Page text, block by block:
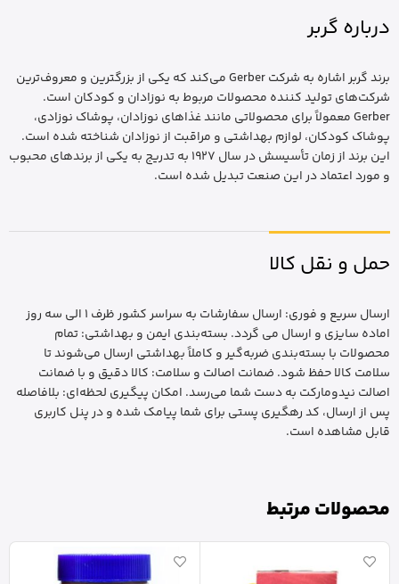
درباره گربر
برند گربر اشاره به شرکت Gerber می‌کند که یکی از بزرگترین و معروف‌ترین
شرکت‌های تولید کننده محصولات مربوط به نوزادان و کودکان است.
Gerber معمولاً برای محصولاتی مانند غذاهای نوزادان، پوشاک نوزادی،
پوشاک کودکان، لوازم بهداشتی و مراقبت از نوزادان شناخته شده است.
این برند از زمان تأسیسش در سال ۱۹۲۷ به تدریج به یکی از برندهای محبوب
و مورد اعتماد در این صنعت تبدیل شده است.
حمل و نقل کالا
ارسال سریع و فوری: ارسال سفارشات به سراسر کشور ظرف 1 الی سه روز
اماده سایزی و ارسال می گردد. بسته‌بندی ایمن و بهداشتی: تمام
محصولات با بسته‌بندی ضربه‌گیر و کاملاً بهداشتی ارسال می‌شوند تا
سلامت کالا حفظ شود. ضمانت اصالت و سلامت: کالا دقیق و با ضمانت
اصالت نیدومارکت به دست شما می‌رسد. امکان پیگیری لحظه‌ای: بلافاصله
پس از ارسال، کد رهگیری پستی برای شما پیامک شده و در پنل کاربری
قابل مشاهده است.
محصولات مرتبط